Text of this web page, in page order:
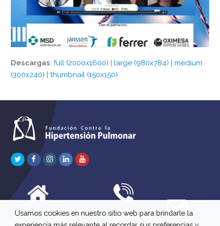
Descargas:full (2000x1600) |large (980x784) |medium
(300x240) |thumbnail (150x150)
TwitterFacebook
Instagram
LinkedInYoutube
C/ Río Jordán 7 bajo
647 630 515
Usamos cookies en nuestro sitio web para brindarle la